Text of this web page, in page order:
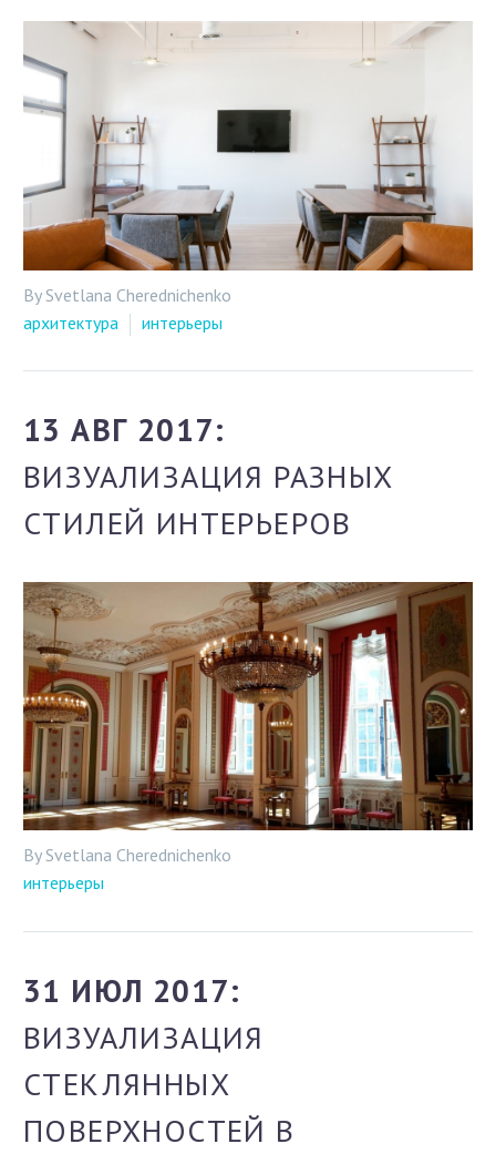
By Svetlana Cherednichenko
архитектура
интерьеры
13 АВГ 2017:
ВИЗУАЛИЗАЦИЯ РАЗНЫХ
СТИЛЕЙ ИНТЕРЬЕРОВ
By Svetlana Cherednichenko
интерьеры
31 ИЮЛ 2017:
ВИЗУАЛИЗАЦИЯ
СТЕКЛЯННЫХ
ПОВЕРХНОСТЕЙ В